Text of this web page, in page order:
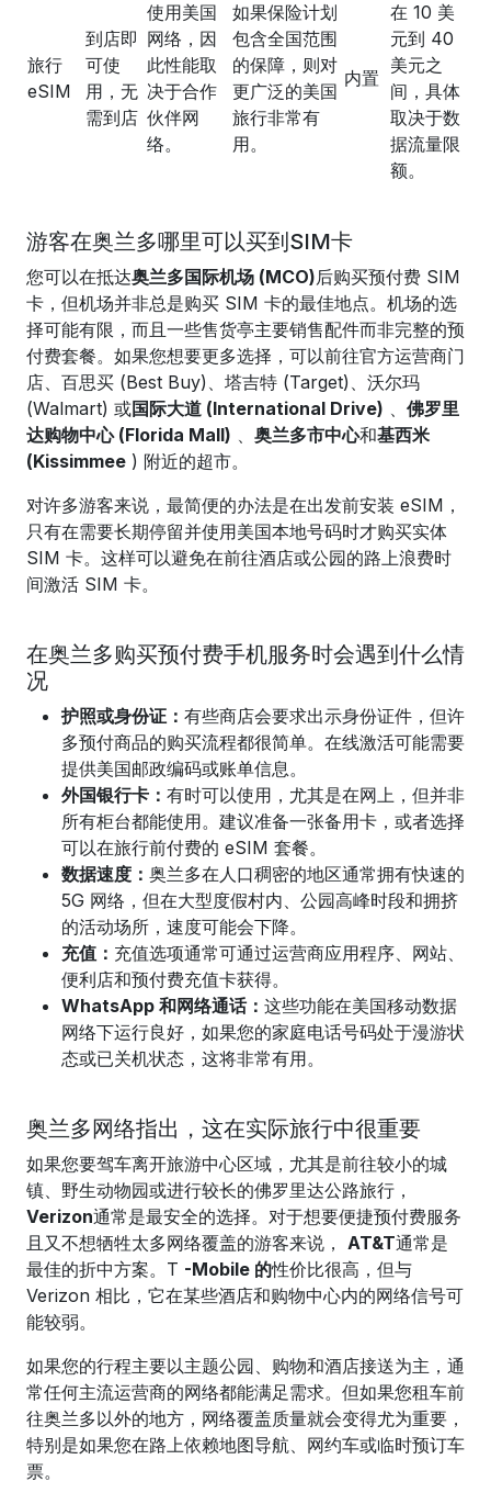
旅行
eSIM
到店即
可使
用，无
需到店
使用美国
网络，因
此性能取
决于合作
伙伴网
络。
如果保险计划
包含全国范围
的保障，则对
更广泛的美国
旅行非常有
用。
内置
在 10 美
元到 40
美元之
间，具体
取决于数
据流量限
额。
游客在奥兰多哪里可以买到SIM卡
您可以在抵达奥兰多国际机场 (MCO)后购买预付费 SIM
卡，但机场并非总是购买 SIM 卡的最佳地点。机场的选
择可能有限，而且一些售货亭主要销售配件而非完整的预
付费套餐。如果您想要更多选择，可以前往官方运营商门
店、百思买 (Best Buy)、塔吉特 (Target)、沃尔玛
(Walmart) 或国际大道 (International Drive) 、 佛罗里
达购物中心 (Florida Mall) 、 奥兰多市中心和基西米
(Kissimmee ) 附近的超市。
对许多游客来说，最简便的办法是在出发前安装 eSIM，
只有在需要长期停留并使用美国本地号码时才购买实体
SIM 卡。这样可以避免在前往酒店或公园的路上浪费时
间激活 SIM 卡。
在奥兰多购买预付费手机服务时会遇到什么情
况
护照或身份证： 有些商店会要求出示身份证件，但许
多预付商品的购买流程都很简单。在线激活可能需要
提供美国邮政编码或账单信息。
外国银行卡： 有时可以使用，尤其是在网上，但并非
所有柜台都能使用。建议准备一张备用卡，或者选择
可以在旅行前付费的 eSIM 套餐。
数据速度： 奥兰多在人口稠密的地区通常拥有快速的
5G 网络，但在大型度假村内、公园高峰时段和拥挤
的活动场所，速度可能会下降。
充值： 充值选项通常可通过运营商应用程序、网站、
便利店和预付费充值卡获得。
WhatsApp 和网络通话： 这些功能在美国移动数据
网络下运行良好，如果您的家庭电话号码处于漫游状
态或已关机状态，这将非常有用。
奥兰多网络指出，这在实际旅行中很重要
如果您要驾车离开旅游中心区域，尤其是前往较小的城
镇、野生动物园或进行较长的佛罗里达公路旅行，
Verizon通常是最安全的选择。对于想要便捷预付费服务
且又不想牺牲太多网络覆盖的游客来说， AT&T通常是
最佳的折中方案。T -Mobile 的性价比很高，但与
Verizon 相比，它在某些酒店和购物中心内的网络信号可
能较弱。
如果您的行程主要以主题公园、购物和酒店接送为主，通
常任何主流运营商的网络都能满足需求。但如果您租车前
往奥兰多以外的地方，网络覆盖质量就会变得尤为重要，
特别是如果您在路上依赖地图导航、网约车或临时预订车
票。